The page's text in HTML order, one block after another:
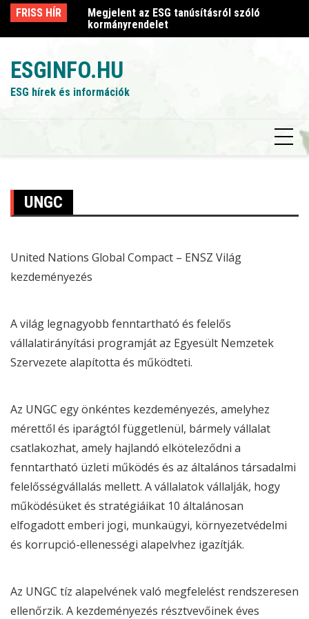
Skip
content
FRISS HÍR
szóló
Megjelent az ESG tanúsításról szóló
kormányrendelet
ESGINFO.HU
ESG hírek és információk
UNGC
United Nations Global Compact – ENSZ Világ
kezdeményezés
A világ legnagyobb fenntartható és felelős
vállalatirányítási programját az Egyesült Nemzetek
Szervezete alapította és működteti.
Az UNGC egy önkéntes kezdeményezés, amelyhez
mérettől és iparágtól függetlenül, bármely vállalat
csatlakozhat, amely hajlandó elköteleződni a
fenntartható üzleti működés és az általános társadalmi
felelősségvállalás mellett. A vállalatok vállalják, hogy
működésüket és stratégiáikat 10 általánosan
elfogadott emberi jogi, munkaügyi, környezetvédelmi
és korrupció-ellenességi alapelvhez igazítják.
Az UNGC tíz alapelvének való megfelelést rendszeresen
ellenőrzik. A kezdeményezés résztvevőinek éves